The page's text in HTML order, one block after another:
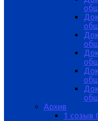
Архив
1 созыв